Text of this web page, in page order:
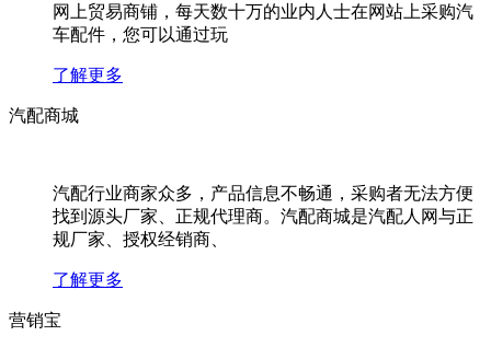
网上贸易商铺，每天数十万的业内人士在网站上采购汽
车配件，您可以通过玩
了解更多
汽配商城
汽配行业商家众多，产品信息不畅通，采购者无法方便
找到源头厂家、正规代理商。汽配商城是汽配人网与正
规厂家、授权经销商、
了解更多
营销宝